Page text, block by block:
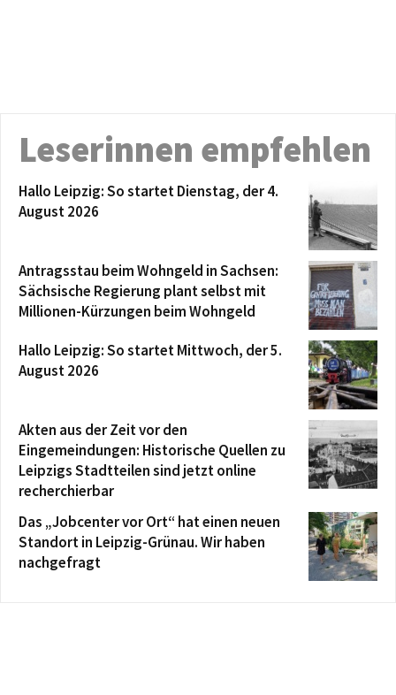
Leserinnen empfehlen
Hallo Leipzig: So startet Dienstag, der 4.
August 2026
Antragsstau beim Wohngeld in Sachsen:
Sächsische Regierung plant selbst mit
Millionen-Kürzungen beim Wohngeld
Hallo Leipzig: So startet Mittwoch, der 5.
August 2026
Akten aus der Zeit vor den
Eingemeindungen: Historische Quellen zu
Leipzigs Stadtteilen sind jetzt online
recherchierbar
Das „Jobcenter vor Ort“ hat einen neuen
Standort in Leipzig-Grünau. Wir haben
nachgefragt